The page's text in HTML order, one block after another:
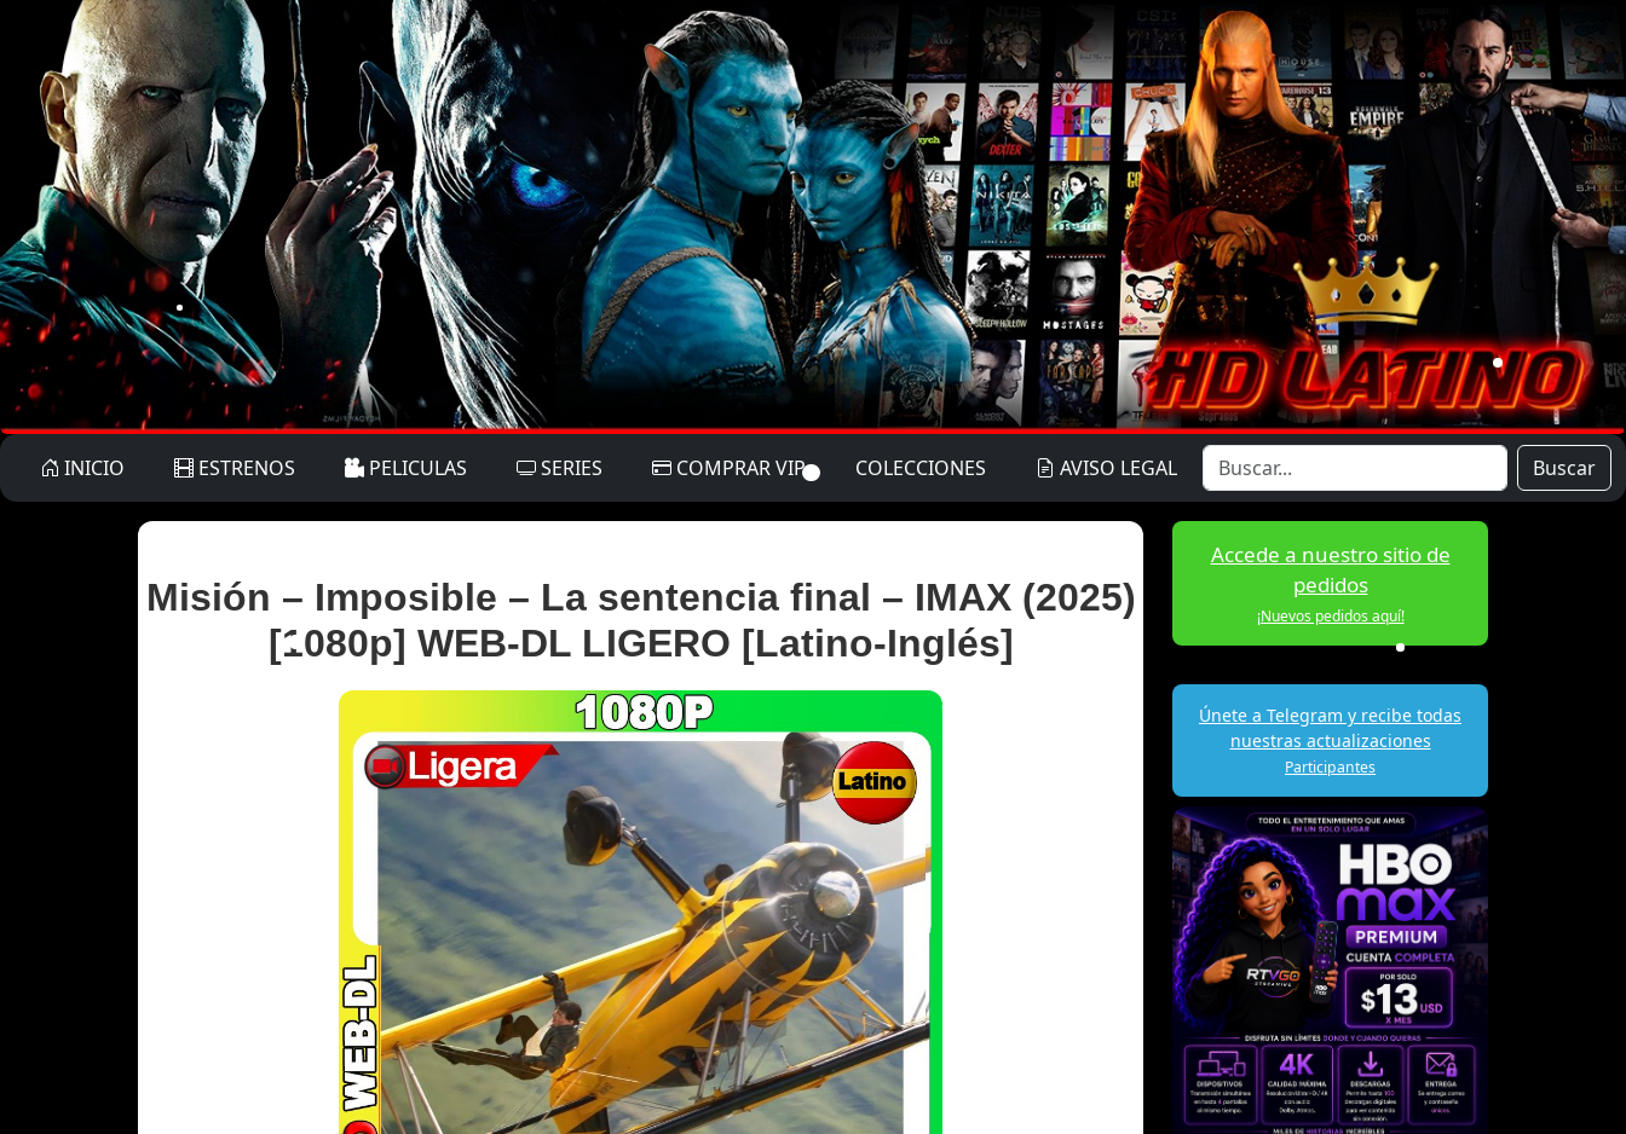
INICIO ESTRENOS PELICULAS SERIES COMPRAR VIP COLECCIONES AVISO LEGAL Buscar
Misión – Imposible – La sentencia final – IMAX (2025)
[1080p] WEB-DL LIGERO [Latino-Inglés]
Accede a nuestro sitio de
pedidos
¡Nuevos pedidos aquí!
Únete a Telegram y recibe todas
nuestras actualizaciones
Participantes